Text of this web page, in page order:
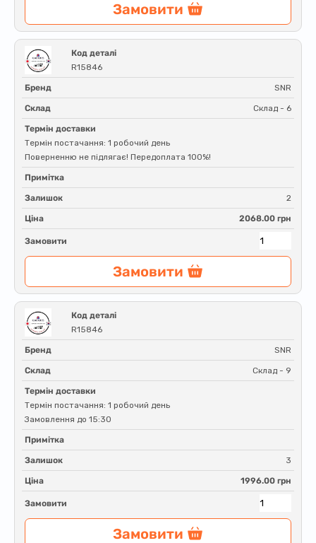
Замовити
Код деталі
R15846
Бренд SNR
Склад Склад - 6
Термін доставки
Термін постачання: 1 робочий день
Поверненню не підлягає! Передоплата 100%!
Примітка
Залишок 2
Ціна 2068.00 грн
Замовити
Замовити
Код деталі
R15846
Бренд SNR
Склад Склад - 9
Термін доставки
Термін постачання: 1 робочий день
Замовлення до 15:30
Примітка
Залишок 3
Ціна 1996.00 грн
Замовити
Замовити